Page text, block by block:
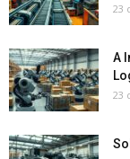
23
A
23